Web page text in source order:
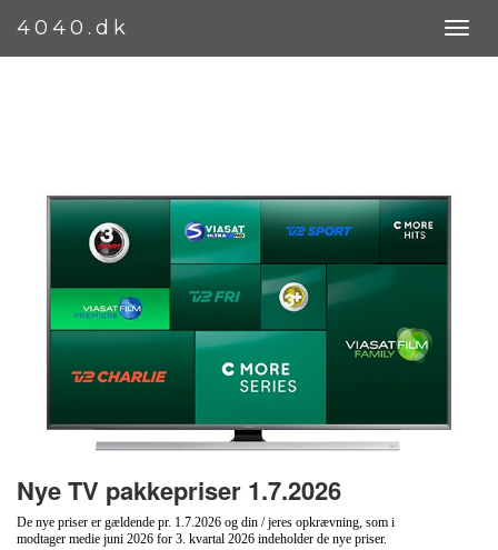
4040.dk
Nye TV pakkepriser 1.7.2026
De nye priser er gældende pr. 1.7.2026 og din / jeres opkrævning, som i
modtager medie juni 2026 for 3. kvartal 2026 indeholder de nye priser.